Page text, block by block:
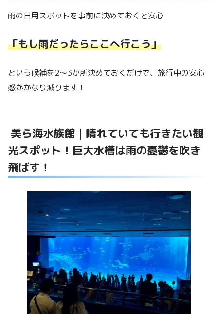
雨の日用スポットを事前に決めておくと安心
「もし雨だったらここへ行こう」
という候補を2〜3か所決めておくだけで、旅行中の安心
感がかなり減ります！
美ら海水族館｜晴れていても行きたい観
光スポット！巨大水槽は雨の憂鬱を吹き
飛ばす！